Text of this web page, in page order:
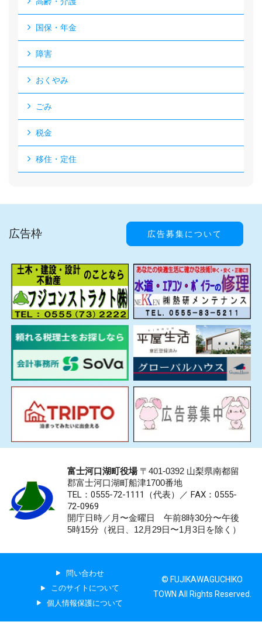
国保・年金
障害
おくやみ
ごみ
税金
移住・定住
広告枠 広告募集について
富士河口湖町役場〒401-0392 山梨県南都留
郡富士河口湖町船津1700番地
TEL：0555-72-1111 （代表）／ FAX：0555-
72-0969
開庁日時／月〜金曜日 午前8時30分〜午後
5時15分（祝日、12月29日〜1月3日を除く）
問い合わせ
このサイトについて
個人情報保護について
© FUJIKAWAGUCHIKO
TOWN All Rights Reserved.